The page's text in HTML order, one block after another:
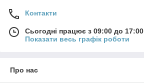
Контакти
Сьогодні працює з 09:00 до 17:00
Показати весь графік роботи
Про нас